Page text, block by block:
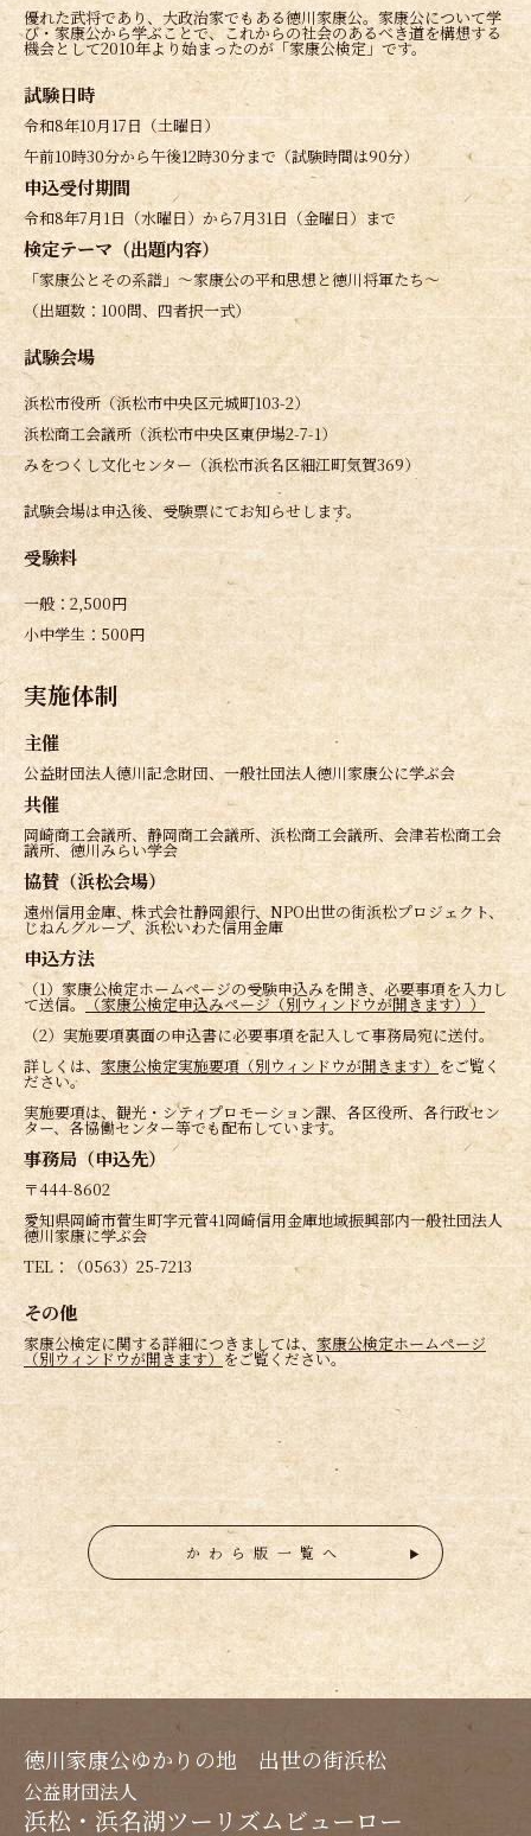
優れた武将であり、大政治家でもある徳川家康公。 家康公について学
び・家康公から学ぶことで、 これからの社会のあるべき道を構想する
機会として2010年より始まったのが「家康公検定」です。
試験日時
令和8年10月17日（土曜日）
午前10時30分から午後12時30分まで（試験時間は90分）
申込受付期間
令和8年7月1日（水曜日）から7月31日（金曜日）まで
検定テーマ（出題内容）
「家康公とその系譜」～家康公の平和思想と徳川将軍たち～
（出題数：100問、四者択一式）
試験会場
浜松市役所（浜松市中央区元城町103-2）
浜松商工会議所（浜松市中央区東伊場2-7-1）
みをつくし文化センター（浜松市浜名区細江町気賀369）
試験会場は申込後、受験票にてお知らせします。
受験料
一般：2,500円
小中学生：500円
実施体制
主催
公益財団法人德川記念財団、一般社団法人徳川家康公に学ぶ会
共催
岡崎商工会議所、静岡商工会議所、浜松商工会議所、 会津若松商工会
議所、徳川みらい学会
協賛（浜松会場）
遠州信用金庫、株式会社静岡銀行、NPO出世の街浜松プロジェクト、
じねんグループ、浜松いわた信用金庫
申込方法
（1）家康公検定ホームページの受験申込みを開き、 必要事項を入力し
て送信。（家康公検定申込みページ（別ウィンドウが開きます） ）
（2） 実施要項裏面の申込書に必要事項を記入して事務局宛に送付。
詳しくは、 家康公検定実施要項（別ウィンドウが開きます）をご覧 く
ださい。
実施要項は、観光・シティプロモーション課、各区役所、 各行政セン
ター、各協働センター等でも配布しています。
事務局（申込先）
〒444-8602
愛知県岡崎市菅生町字元菅41岡崎信用金庫地域振興部内一般社団法人
徳川家康に学ぶ会
TEL：（0563）25-7213
その他
家康公検定に関する詳細につきましては、 家康公検定ホームページ
（別ウィンドウが開きます） をご覧ください。
かわら版一覧へ
徳川家康公ゆかりの地 出世の街浜松
公益財団法人
浜松・浜名湖ツーリズムビューロー